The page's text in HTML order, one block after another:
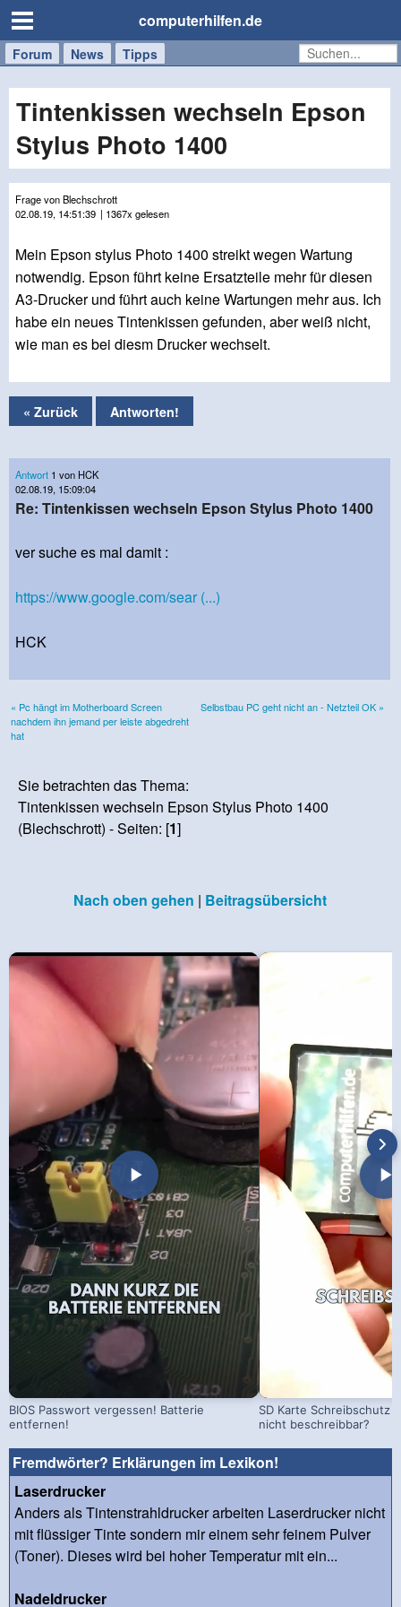
computerhilfen.de
Forum News Tipps
Handy
Tablet
Windows
Mac
Tintenkissen wechseln Epson
Stylus Photo 1400
Frage von Blechschrott
02.08.19, 14:51:39 | 1367x gelesen
Mein Epson stylus Photo 1400 streikt wegen Wartung
notwendig. Epson führt keine Ersatzteile mehr für diesen
A3-Drucker und führt auch keine Wartungen mehr aus. Ich
habe ein neues Tintenkissen gefunden, aber weiß nicht,
wie man es bei diesm Drucker wechselt.
« Zurück Antworten!
Antwort 1 von HCK
02.08.19, 15:09:04
Re: Tintenkissen wechseln Epson Stylus Photo 1400
ver suche es mal damit :
https://www.google.com/sear (...)
HCK
« Pc hängt im Motherboard Screen
nachdem ihn jemand per leiste abgedreht
hat
Selbstbau PC geht nicht an - Netzteil OK »
Sie betrachten das Thema:
Tintenkissen wechseln Epson Stylus Photo 1400
(Blechschrott) - Seiten: [1]
Nach oben gehen | Beitragsübersicht
BIOS Passwort vergessen! Batterie
entfernen!
SD Karte Schreibschutz
nicht beschreibbar?
Fremdwörter? Erklärungen im Lexikon!
Laserdrucker
Anders als Tintenstrahldrucker arbeiten Laserdrucker nicht
mit flüssiger Tinte sondern mir einem sehr feinem Pulver
(Toner). Dieses wird bei hoher Temperatur mit ein...
Nadeldrucker